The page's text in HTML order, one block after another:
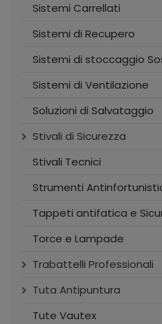
Sistemi Carrellati
Sistemi di Recupero
Sistemi di stoccaggio
Sistemi di Ventilazione
Soluzioni di Salvataggio
Stivali di Sicurezza
Stivali Tecnici
Strumenti
Tappeti antifatica e
Torce e Lampade
Trabattelli Professionali
Tuta Antipuntura
Tute Vautex